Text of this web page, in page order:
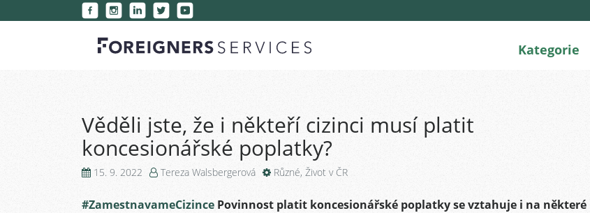
Kategorie
Věděli jste, že i někteří cizinci musí platit
koncesionářské poplatky?
15. 9. 2022 Tereza Walsbergerová Různé, Život v ČR
#ZamestnavameCizince Povinnost platit koncesionářské poplatky se vztahuje i na některé